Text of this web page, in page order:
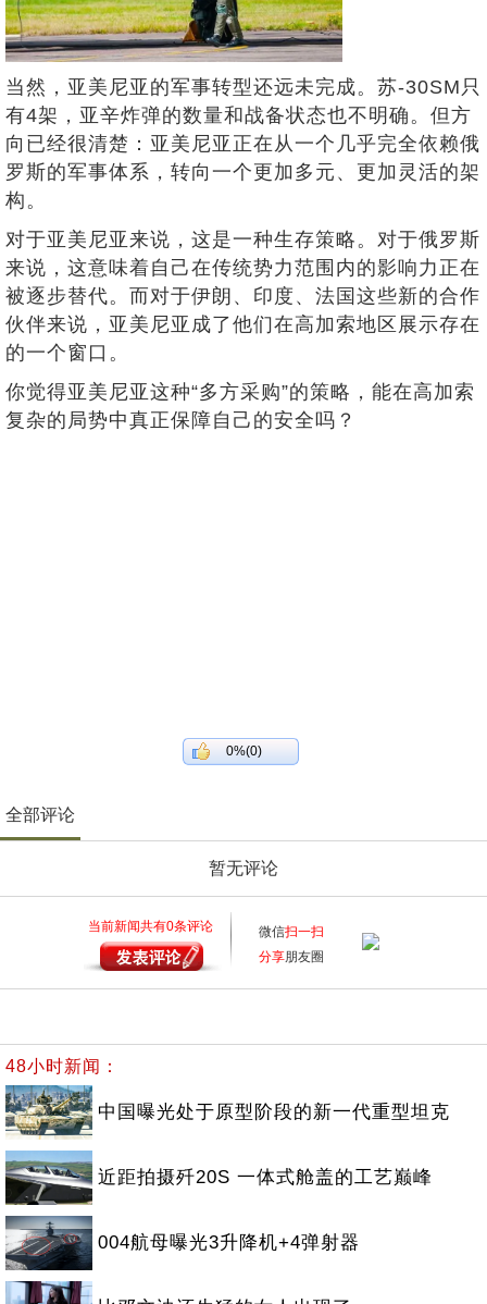
当然，亚美尼亚的军事转型还远未完成。苏-30SM只
有4架，亚辛炸弹的数量和战备状态也不明确。但方
向已经很清楚：亚美尼亚正在从一个几乎完全依赖俄
罗斯的军事体系，转向一个更加多元、更加灵活的架
构。
对于亚美尼亚来说，这是一种生存策略。对于俄罗斯
来说，这意味着自己在传统势力范围内的影响力正在
被逐步替代。而对于伊朗、印度、法国这些新的合作
伙伴来说，亚美尼亚成了他们在高加索地区展示存在
的一个窗口。
你觉得亚美尼亚这种“多方采购”的策略，能在高加索
复杂的局势中真正保障自己的安全吗？
0%(0)
全部评论
暂无评论
当前新闻共有0条评论 微信扫一扫
分享朋友圈
48小时新闻：
中国曝光处于原型阶段的新一代重型坦克
近距拍摄歼20S 一体式舱盖的工艺巅峰
004航母曝光3升降机+4弹射器